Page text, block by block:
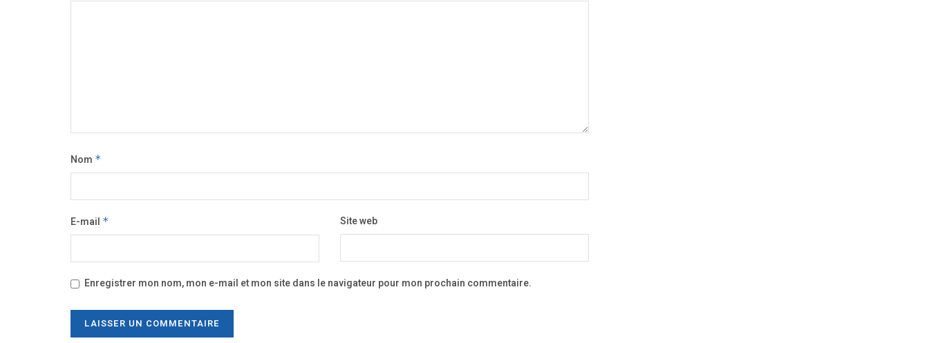
Nom *
E-mail * Site web
Enregistrer mon nom, mon e-mail et mon site dans le navigateur pour mon prochain commentaire.